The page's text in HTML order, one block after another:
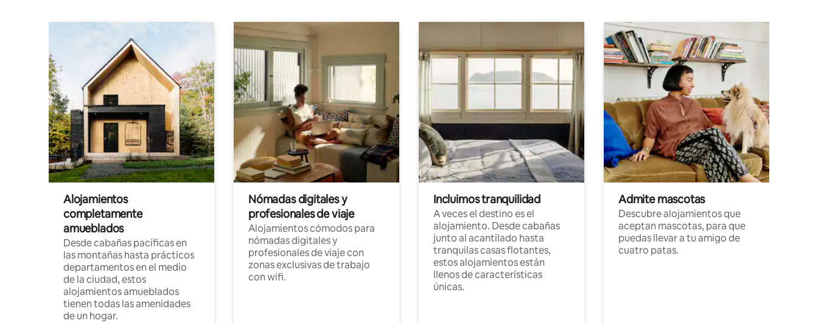
Alojamientos
completamente
amueblados
Desde cabañas pacíficas en
las montañas hasta prácticos
departamentos en el medio
de la ciudad, estos
alojamientos amueblados
tienen todas las amenidades
de un hogar.
Nómadas digitales y
profesionales de viaje
Alojamientos cómodos para
nómadas digitales y
profesionales de viaje con
zonas exclusivas de trabajo
con wifi.
Incluimos tranquilidad
A veces el destino es el
alojamiento. Desde cabañas
junto al acantilado hasta
tranquilas casas flotantes,
estos alojamientos están
llenos de características
únicas.
Admite mascotas
Descubre alojamientos que
aceptan mascotas, para que
puedas llevar a tu amigo de
cuatro patas.